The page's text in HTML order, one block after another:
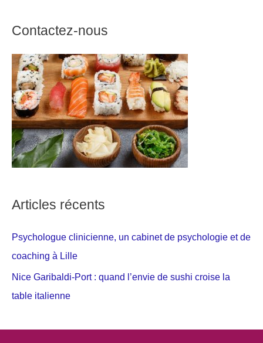
Contactez-nous
Articles récents
Psychologue clinicienne, un cabinet de psychologie et de
coaching à Lille
Nice Garibaldi-Port : quand l’envie de sushi croise la
table italienne